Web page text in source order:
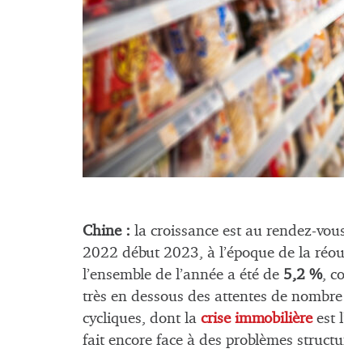
Chine : la croissance est au rendez-
2022 début 2023, à l’époque de la
l’ensemble de l’année a été de 5,2 %,
très en dessous des attentes de
cycliques, dont la crise immobilièreest
fait encore face à des problèmes